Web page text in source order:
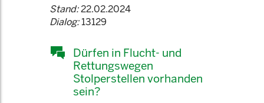
Stand:22.02.2024
Dialog:13129
Dürfen in Flucht- und
Rettungswegen
Stolperstellen vorhanden
sein?